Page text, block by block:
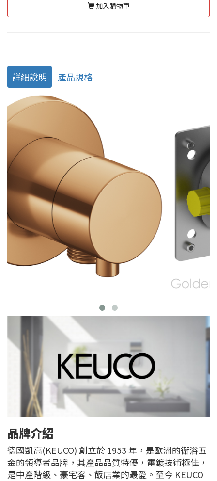
加入購物車
詳細說明 產品規格
品牌介紹
德國凱高(KEUCO) 創立於 1953 年，是歐洲的衛浴五
金的領導者品牌，其產品品質特優，電鍍技術極佳，
是中產階級、豪宅客、飯店業的最愛。至今 KEUCO